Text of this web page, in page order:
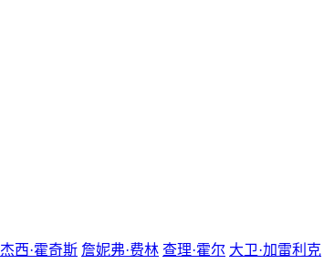
杰西·霍奇斯 詹妮弗·费林 查理·霍尔 大卫·加雷利克